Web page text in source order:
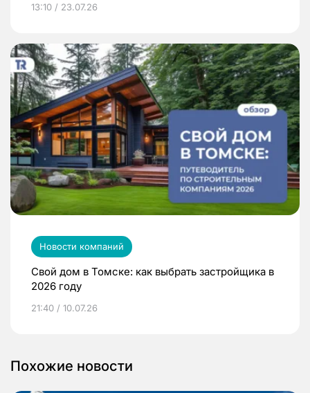
13:10 / 23.07.26
Новости компаний
Свой дом в Томске: как выбрать застройщика в
2026 году
21:40 / 10.07.26
Похожие новости